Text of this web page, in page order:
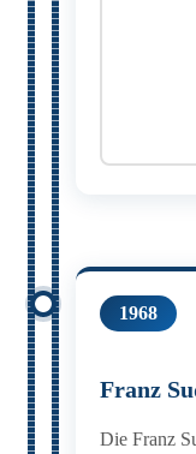
1968
Franz
Die Franz